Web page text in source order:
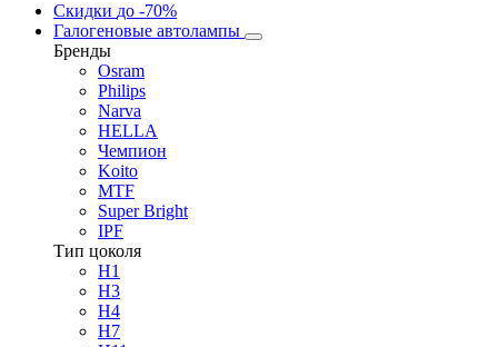
Скидки до -70%
Галогеновые автолампы
Бренды
Osram
Philips
Narva
HELLA
Чемпион
Koito
MTF
Super Bright
IPF
Тип цоколя
H1
H3
H4
H7